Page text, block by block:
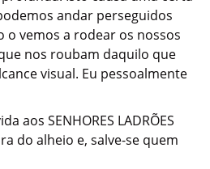
andar perseguidos
vemos a rodear os nossos
nos roubam daquilo que
visual. Eu pessoalmente
aos SENHORES LADRÕES
do alheio e, salve-se quem